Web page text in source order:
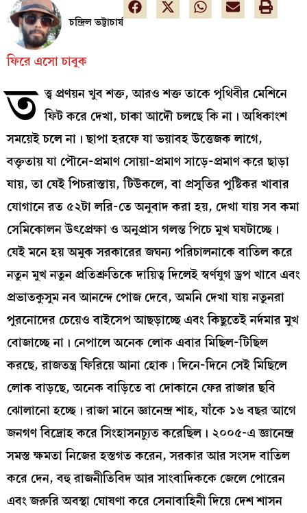
চন্দ্রিল ভট্টাচার্য
ফিরে এসো চাবুক
ত ত্ত্ব প্রণয়ন খুব শক্ত, আরও শক্ত তাকে পৃথিবীর মেশিনে
ফিট করে দেখা, চাকা আদৌ চলছে কি না। অধিকাংশ
সময়েই চলে না। ছাপা হরফে যা ভয়াবহ উত্তেজক লাগে,
বক্তৃতায় যা পৌনে-প্রমাণ সোয়া-প্রমাণ সাড়ে-প্রমাণ করে ছাড়া
যায়, তা যেই পিচরাস্তায়, টিউকলে, বা প্রসূতির পুষ্টিকর খাবার
যোগানে রত ৫২টা লরি-তে অনুবাদ করা হয়, দেখা যায় সব কমা
সেমিকোলন উৎপ্রেক্ষা ও অনুপ্রাস গলন্ত পিচে মুখ ঘষটাচ্ছে।
যেই মনে হয় অমুক সরকারের জঘন্য পরিচালনাকে বাতিল করে
নতুন মুখ নতুন প্রতিশ্রুতিকে দায়িত্ব দিলেই স্বর্ণযুগ ড্রপ খাবে এবং
প্রভাতকুসুম নব আনন্দে পোজ দেবে, অমনি দেখা যায় নতুনরা
পুরনোদের চেয়েও বাইসেপ আছড়াচ্ছে এবং কিছুতেই নর্দমার মুখ
বোজাচ্ছে না। নেপালে অনেক লোক এবার মিছিল-টিছিল
করছে, রাজতন্ত্র ফিরিয়ে আনা হোক। দিনে-দিনে সেই মিছিলে
লোক বাড়ছে, অনেক বাড়িতে বা দোকানে ফের রাজার ছবি
ঝোলানো হচ্ছে। রাজা মানে জ্ঞানেন্দ্র শাহ, যাঁকে ১৬ বছর আগে
জনগণ বিদ্রোহ করে সিংহাসনচ্যুত করেছিল। ২০০৫-এ জ্ঞানেন্দ্র
সমস্ত ক্ষমতা নিজের হস্তগত করেন, সরকার আর সংসদ বাতিল
করে দেন, বহু রাজনীতিবিদ আর সাংবাদিককে জেলে পোরেন
এবং জরুরি অবস্থা ঘোষণা করে সেনাবাহিনী দিয়ে দেশ শাসন